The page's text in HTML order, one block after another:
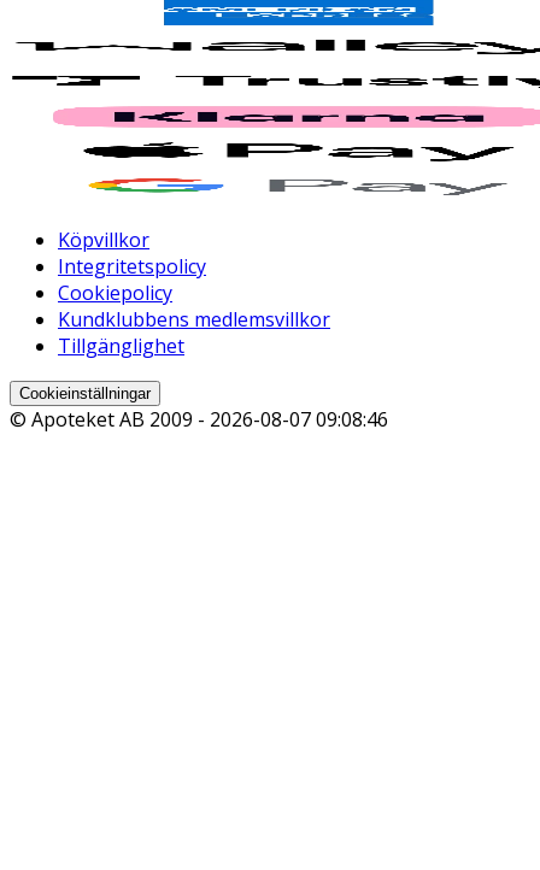
Köpvillkor
Integritetspolicy
Cookiepolicy
Kundklubbens medlemsvillkor
Tillgänglighet
Cookieinställningar
© Apoteket AB 2009 - 2026-08-07 09:08:46